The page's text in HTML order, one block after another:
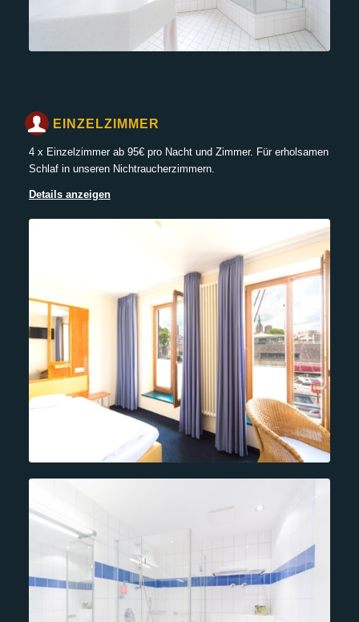
EINZELZIMMER
4 x Einzelzimmer ab 95€ pro Nacht und Zimmer. Für erholsamen
Schlaf in unseren Nichtraucherzimmern.
Details anzeigen